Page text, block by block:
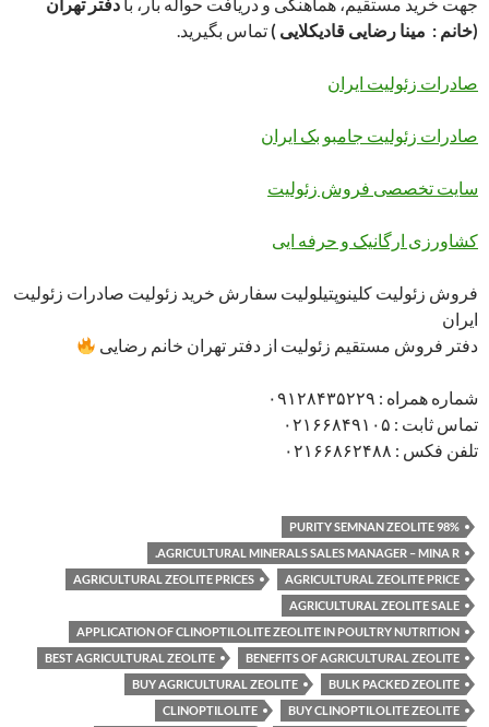
(خانم : مینا رضایی قادیکلایی )تماس بگیرید.
صادرات زئولیت ایران
صادرات زئولیت جامبو بک ایران
سایت تخصصی فروش زئولیت
کشاورزی ارگانیک و حرفه ایی
فروش زئولیت کلینوپتیلولیت سفارش خرید زئولیت صادرات زئولیت
ایران
دفتر فروش مستقیم زئولیت از دفتر تهران خانم رضایی
شماره همراه : ۰۹۱۲۸۴۳۵۲۲۹
تماس ثابت : ۰۲۱۶۶۸۴۹۱۰۵
تلفن فکس : ۰۲۱۶۶۸۶۲۴۸۸
98% PURITY SEMNAN ZEOLITE
AGRICULTURAL MINERALS SALES MANAGER – MINA R.
AGRICULTURAL ZEOLITE PRICE
AGRICULTURAL ZEOLITE PRICES
AGRICULTURAL ZEOLITE SALE
APPLICATION OF CLINOPTILOLITE ZEOLITE IN POULTRY NUTRITION
BENEFITS OF AGRICULTURAL ZEOLITE
BEST AGRICULTURAL ZEOLITE
BULK PACKED ZEOLITE
BUY AGRICULTURAL ZEOLITE
BUY CLINOPTILOLITE ZEOLITE
CLINOPTILOLITE